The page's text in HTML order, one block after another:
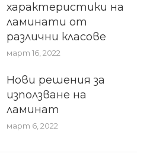
характеристики на
ламинати от
различни класове
март 16, 2022
Нови решения за
използване на
ламинат
март 6, 2022